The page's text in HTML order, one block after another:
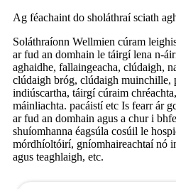
Ag féachaint do sholáthraí sciath
Soláthraíonn Wellmien cúram
ar fud an domhain le táirgí lena n-
aghaidhe, fallaingeacha, clúdaigh,
clúdaigh bróg, clúdaigh muinchille,
indiúscartha, táirgí cúraim
máinliachta. pacáistí etc Is fearr ár
ar fud an domhain agus a chur i
shuíomhanna éagsúla cosúil le
mórdhíoltóirí, gníomhaireachtaí nó
agus teaghlaigh, etc.